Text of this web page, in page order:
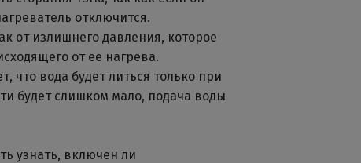
отключится.
от излишнего давления, которое
от ее нагрева.
что вода будет литься только при
будет слишком мало, подача воды
узнать, включен ли